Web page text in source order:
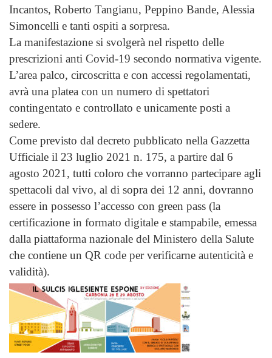
Incantos, Roberto Tangianu, Peppino Bande, Alessia
Simoncelli e tanti ospiti a sorpresa.
La manifestazione si svolgerà nel rispetto delle
prescrizioni anti Covid-19 secondo normativa vigente.
L’area palco, circoscritta e con accessi regolamentati,
avrà una platea con un numero di spettatori
contingentato e controllato e unicamente posti a
sedere.
Come previsto dal decreto pubblicato nella Gazzetta
Ufficiale il 23 luglio 2021 n. 175, a partire dal 6
agosto 2021, tutti coloro che vorranno partecipare agli
spettacoli dal vivo, al di sopra dei 12 anni, dovranno
essere in possesso l’accesso con green pass (la
certificazione in formato digitale e stampabile, emessa
dalla piattaforma nazionale del Ministero della Salute
che contiene un QR code per verificarne autenticità e
validità).